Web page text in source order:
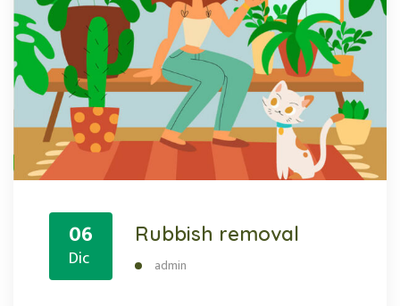
06
Dic
Rubbish removal
admin